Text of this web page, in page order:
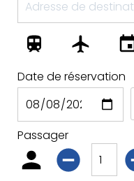
Date de réservation
Passager